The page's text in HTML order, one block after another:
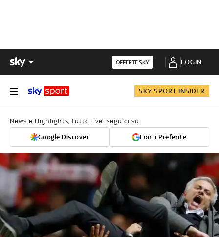
OFFERTE SKY LOGIN
SKY SPORT INSIDER
News e Highlights, tutto live: seguici su
Google Discover Fonti Preferite